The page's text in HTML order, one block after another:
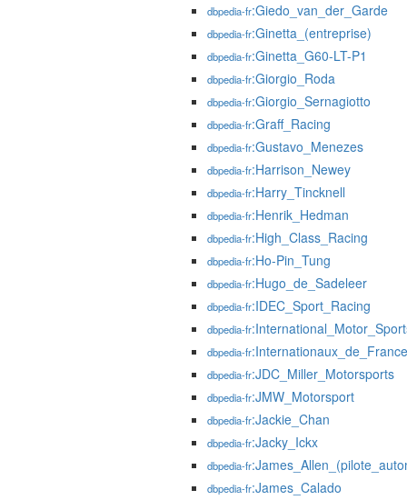
dbpedia-fr:Giedo_van_der_Garde
dbpedia-fr:Ginetta_(entreprise)
dbpedia-fr:Ginetta_G60-LT-P1
dbpedia-fr:Giorgio_Roda
dbpedia-fr:Giorgio_Sernagiotto
dbpedia-fr:Graff_Racing
dbpedia-fr:Gustavo_Menezes
dbpedia-fr:Harrison_Newey
dbpedia-fr:Harry_Tincknell
dbpedia-fr:Henrik_Hedman
dbpedia-fr:High_Class_Racing
dbpedia-fr:Ho-Pin_Tung
dbpedia-fr:Hugo_de_Sadeleer
dbpedia-fr:IDEC_Sport_Racing
dbpedia-fr
dbpedia-fr
dbpedia-fr:JDC_Miller_Motorsports
dbpedia-fr:JMW_Motorsport
dbpedia-fr:Jackie_Chan
dbpedia-fr:Jacky_Ickx
dbpedia-fr
dbpedia-fr:James_Calado